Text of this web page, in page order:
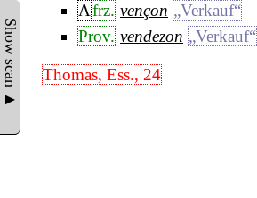
Show scan ▲
Afrz. vençon „Verkauf“
Prov. vendezon „Verkauf“
Thomas, Ess., 24